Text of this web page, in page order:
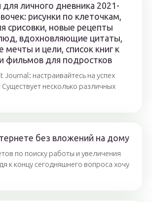
личного дневника 2021-
рисунки по клеточкам,
срисовки, новые рецепты
вдохновляющие цитаты,
мечты и цели, список книг к
фильмов для подростков
Journal: настраивайтесь на успех
несколько различных
без вложений на дому
по поиску работы и увеличения
к концу сегодняшнего вопроса хочу